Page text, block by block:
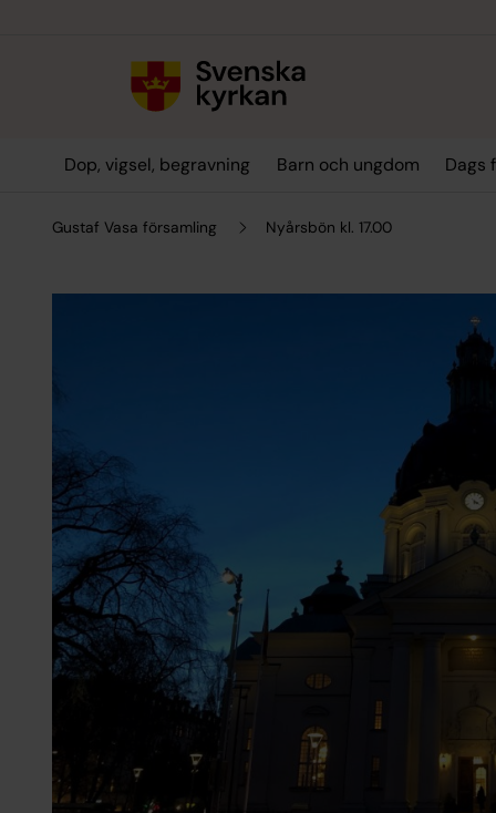
Dop, vigsel, begravning Barn och ungdom Dags
Gustaf Vasa församling Nyårsbön kl. 17.00